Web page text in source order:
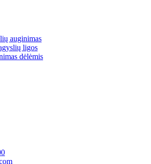
auginimas
ligos
dėlėmis